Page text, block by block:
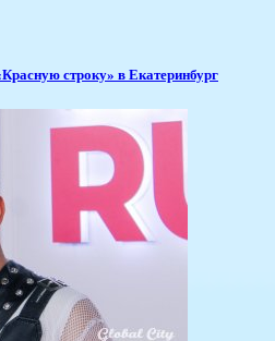
строку» в Екатеринбург